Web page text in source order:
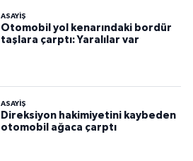
ASAYİŞ
Otomobil yol kenarındaki bordür
taşlara çarptı: Yaralılar var
ASAYİŞ
Direksiyon hakimiyetini kaybeden
otomobil ağaca çarptı